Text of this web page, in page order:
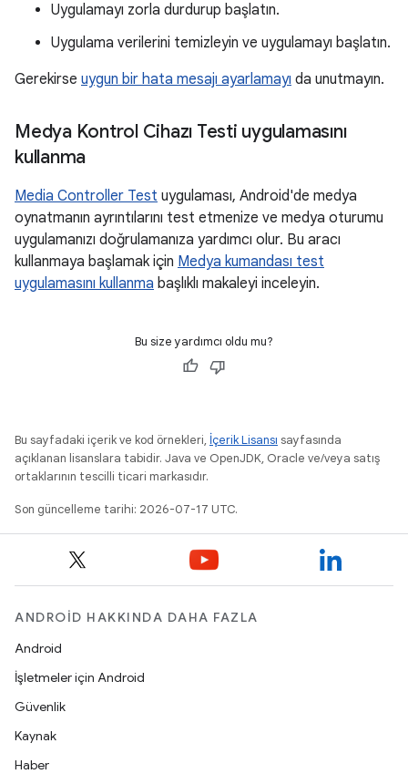
Uygulamayı zorla durdurup başlatın.
Uygulama verilerini temizleyin ve uygulamayı başlatın.
Gerekirse uygun bir hata mesajı ayarlamayı da unutmayın.
Medya Kontrol Cihazı Testi uygulamasını
kullanma
Media Controller Test uygulaması, Android'de medya
oynatmanın ayrıntılarını test etmenize ve medya oturumu
uygulamanızı doğrulamanıza yardımcı olur. Bu aracı
kullanmaya başlamak için Medya kumandası test
uygulamasını kullanma başlıklı makaleyi inceleyin.
Bu size yardımcı oldu mu?
Bu sayfadaki içerik ve kod örnekleri, İçerik Lisansı sayfasında
açıklanan lisanslara tabidir. Java ve OpenJDK, Oracle ve/veya satış
ortaklarının tescilli ticari markasıdır.
Son güncelleme tarihi: 2026-07-17 UTC.
ANDROID HAKKINDA DAHA FAZLA
Android
İşletmeler için Android
Güvenlik
Kaynak
Haber